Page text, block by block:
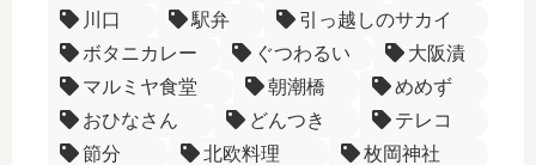
川口
駅弁
引っ越しのサカイ
ボタニカレー
ぐつわるい
大阪漬
マルミヤ食堂
朝潮橋
めめず
おひなさん
どんつき
テレコ
節分
北欧料理
枚岡神社